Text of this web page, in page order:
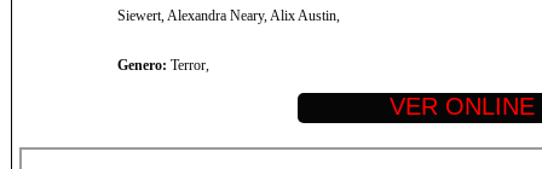
Siewert, Alexandra Neary, Alix Austin,
Genero: Terror,